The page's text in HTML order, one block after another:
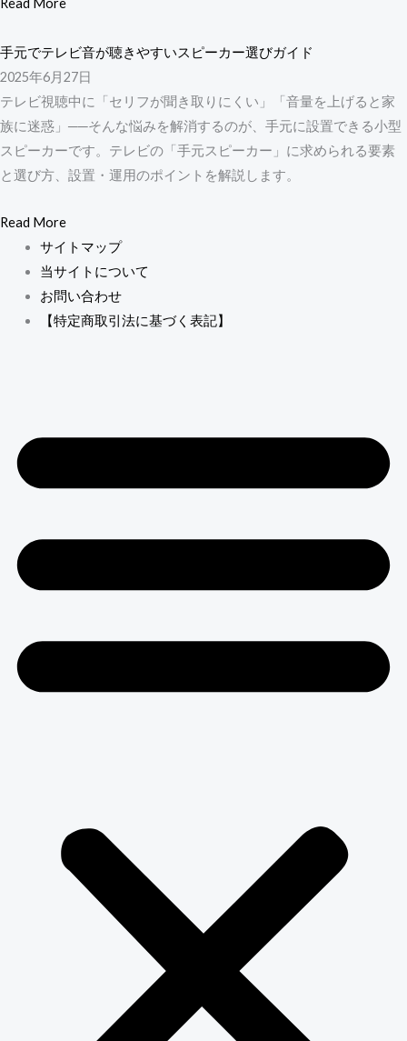
手元でテレビ音が聴きやすいスピーカー選びガイド
2025年6月27日
テレビ視聴中に「セリフが聞き取りにくい」「音量を上げると家
族に迷惑」──そんな悩みを解消するのが、手元に設置できる小型
スピーカーです。テレビの「手元スピーカー」に求められる要素
と選び方、設置・運用のポイントを解説します。
Read More
サイトマップ
当サイトについて
お問い合わせ
【特定商取引法に基づく表記】